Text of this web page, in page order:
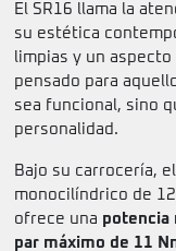
El SR16 llama la
su estética
limpias y un
pensado para
sea funcional, sino
personalidad.
Bajo su carrocería,
monocilíndrico de
ofrece una potencia
par máximo de 11